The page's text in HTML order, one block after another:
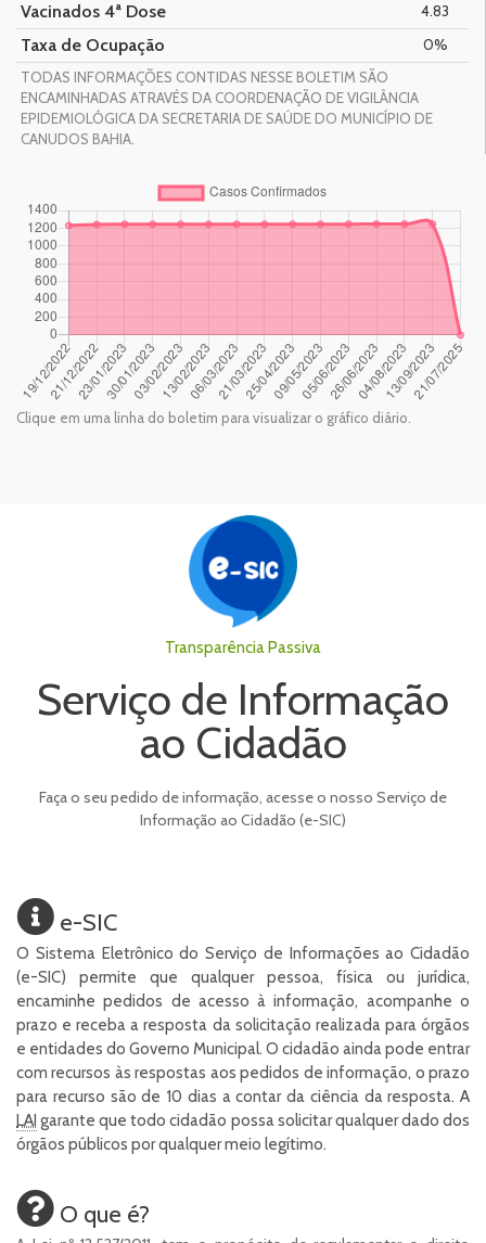
Vacinados 4ª Dose 4.83
Taxa de Ocupação
0%
TODAS INFORMAÇÕES CONTIDAS NESSE BOLETIM SÃO
ENCAMINHADAS ATRAVÉS DA COORDENAÇÃO DE VIGILÂNCIA
EPIDEMIOLÓGICA DA SECRETARIA DE SAÚDE DO MUNICÍPIO DE
CANUDOS BAHIA.
Clique em uma linha do boletim para visualizar o gráfico diário.
Transparência Passiva
Serviço de Informação
ao Cidadão
Faça o seu pedido de informação, acesse o nosso Serviço de
Informação ao Cidadão (e-SIC)
e-SIC
O Sistema Eletrônico do Serviço de Informações ao Cidadão
(e-SIC) permite que qualquer pessoa, física ou jurídica,
encaminhe pedidos de acesso à informação, acompanhe o
prazo e receba a resposta da solicitação realizada para órgãos
e entidades do Governo Municipal. O cidadão ainda pode entrar
com recursos às respostas aos pedidos de informação, o prazo
para recurso são de 10 dias a contar da ciência da resposta. A
LAI garante que todo cidadão possa solicitar qualquer dado dos
órgãos públicos por qualquer meio legítimo.
O que é?